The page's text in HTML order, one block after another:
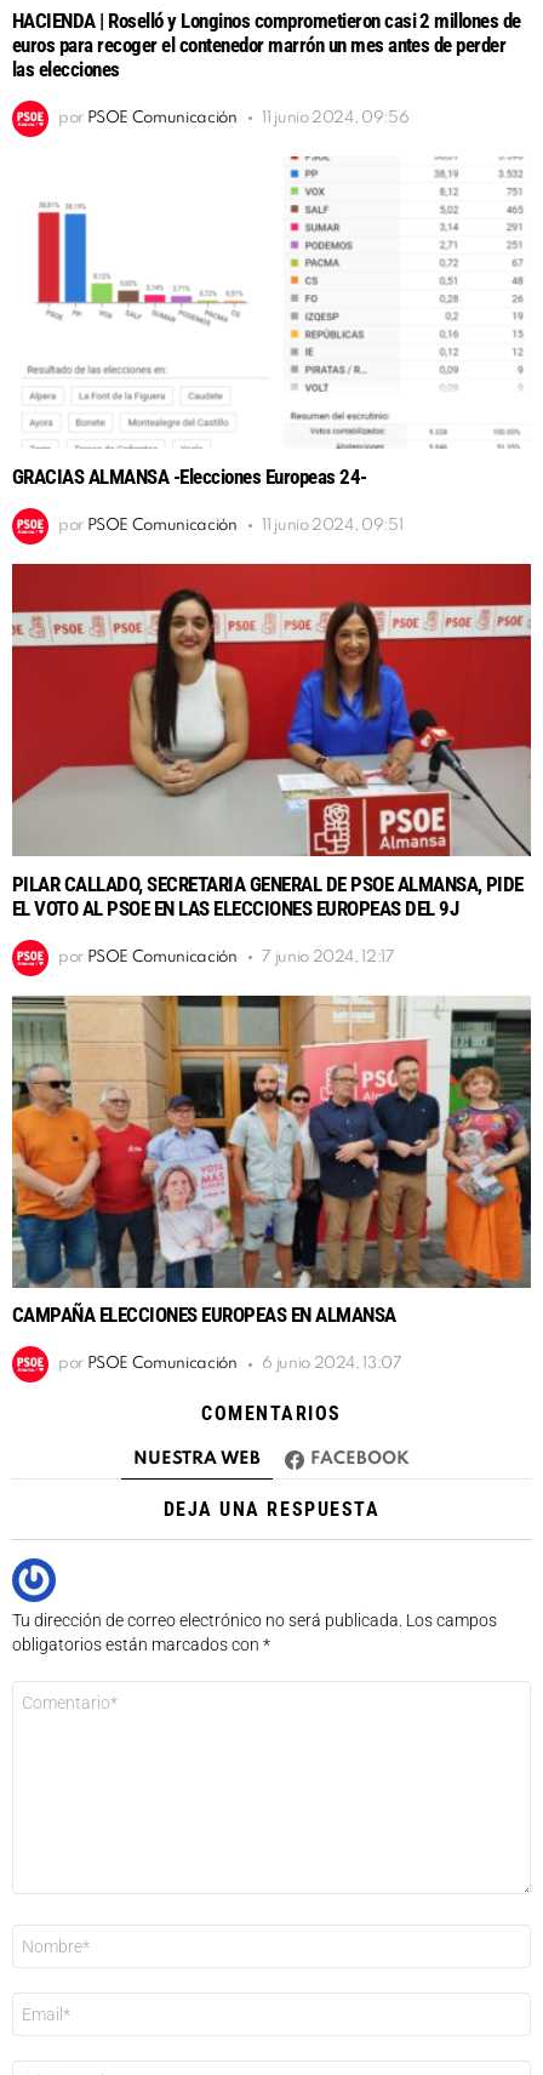
HACIENDA | Roselló y Longinos comprometieron casi 2 millones de
euros para recoger el contenedor marrón un mes antes de perder
las elecciones
por PSOE Comunicación 11 junio 2024, 09:56
GRACIAS ALMANSA -Elecciones Europeas 24-
por PSOE Comunicación 11 junio 2024, 09:51
PILAR CALLADO, SECRETARIA GENERAL DE PSOE ALMANSA, PIDE
EL VOTO AL PSOE EN LAS ELECCIONES EUROPEAS DEL 9J
por PSOE Comunicación 7 junio 2024, 12:17
CAMPAÑA ELECCIONES EUROPEAS EN ALMANSA
por PSOE Comunicación 6 junio 2024, 13:07
COMENTARIOS
NUESTRA WEB FACEBOOK
DEJA UNA RESPUESTA
Tu dirección de correo electrónico no será publicada. Los campos
obligatorios están marcados con *
electrónico
*